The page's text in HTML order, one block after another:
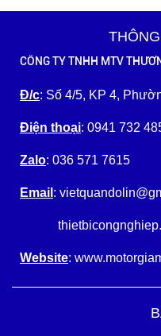
CÔNG TY TNHH MTV
Đ/c: Số 4/5, KP 4,
Điện thoại: 0941 732
Zalo: 036 571 7615
Email :
Website: